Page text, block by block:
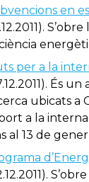
en
per a la
És
ubicats a
a la
al 13 de